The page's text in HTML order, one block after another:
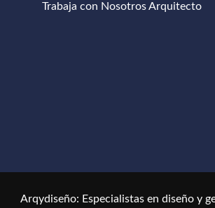
Trabaja con Nosotros Arquitecto
Arqydiseño: Especialistas en diseño y